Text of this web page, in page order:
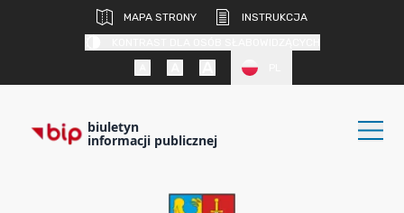
MAPA STRONY
INSTRUKCJA
biuletyn
informacji publicznej